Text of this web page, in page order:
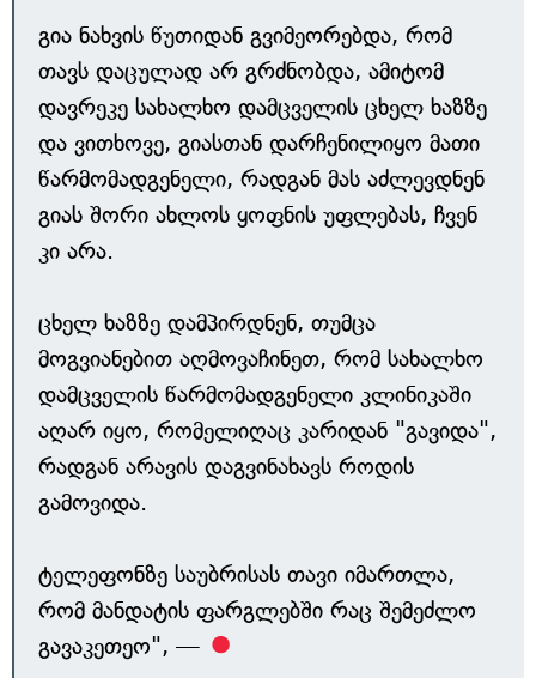
გია ნახვის წუთიდან გვიმეორებდა, რომ
თავს დაცულად არ გრძნობდა, ამიტომ
დავრეკე სახალხო დამცველის ცხელ ხაზზე
და ვითხოვე, გიასთან დარჩენილიყო მათი
წარმომადგენელი, რადგან მას აძლევდნენ
გიას შორი ახლოს ყოფნის უფლებას, ჩვენ
კი არა.
ცხელ ხაზზე დამპირდნენ, თუმცა
მოგვიანებით აღმოვაჩინეთ, რომ სახალხო
დამცველის წარმომადგენელი კლინიკაში
აღარ იყო, რომელიღაც კარიდან "გავიდა",
რადგან არავის დაგვინახავს როდის
გამოვიდა.
ტელეფონზე საუბრისას თავი იმართლა,
რომ მანდატის ფარგლებში რაც შემეძლო
გავაკეთეო", —